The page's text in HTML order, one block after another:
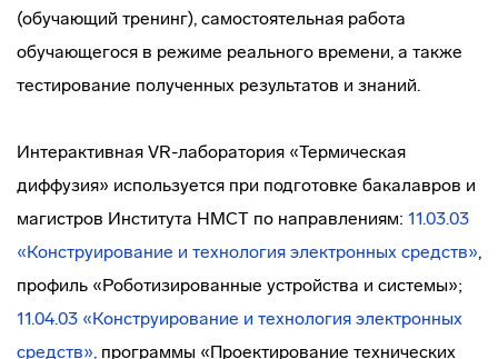
(обучающий тренинг), самостоятельная работа
обучающегося в режиме реального времени, а также
тестирование полученных результатов и знаний.
Интерактивная VR-лаборатория «Термическая
диффузия» используется при подготовке бакалавров и
магистров Института НМСТ по направлениям: 11.03.03
«Конструирование и технология электронных средств»,
профиль «Роботизированные устройства и системы»;
11.04.03 «Конструирование и технология электронных
средств», программы «Проектирование технических